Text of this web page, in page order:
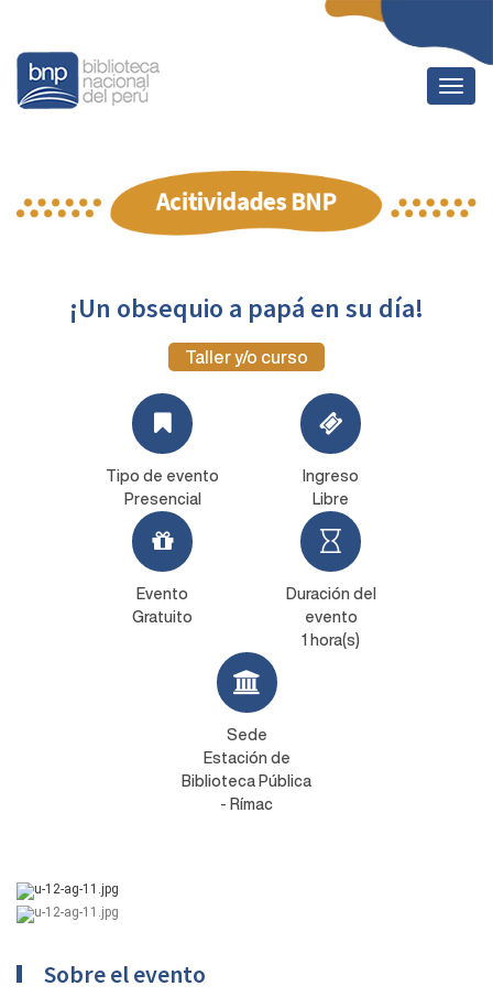
¡Un obsequio a papá en su día!
Taller y/o curso
Tipo de evento
Presencial
Ingreso
Libre
Evento
Gratuito
Duración del
evento
1 hora(s)
Sede
Estación de
Biblioteca Pública
- Rímac
Sobre el evento